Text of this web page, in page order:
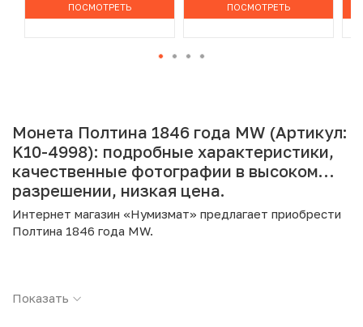
ПОСМОТРЕТЬ ПОСМОТРЕТЬ
Монета Полтина 1846 года MW (Артикул:
K10-4998): подробные характеристики,
качественные фотографии в высоком
разрешении, низкая цена.
Интернет магазин «Нумизмат» предлагает приобрести
Полтина 1846 года MW.
Страна: Российская Империя
Показать